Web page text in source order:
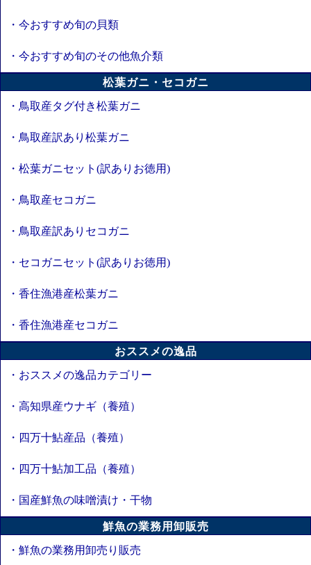
・今おすすめ旬の貝類
・今おすすめ旬のその他魚介類
松葉ガニ・セコガニ
・鳥取産タグ付き松葉ガニ
・鳥取産訳あり松葉ガニ
・松葉ガニセット(訳ありお徳用)
・鳥取産セコガニ
・鳥取産訳ありセコガニ
・セコガニセット(訳ありお徳用)
・香住漁港産松葉ガニ
・香住漁港産セコガニ
おススメの逸品
・おススメの逸品カテゴリー
・高知県産ウナギ（養殖）
・四万十鮎産品（養殖）
・四万十鮎加工品（養殖）
・国産鮮魚の味噌漬け・干物
鮮魚の業務用卸販売
・鮮魚の業務用卸売り販売